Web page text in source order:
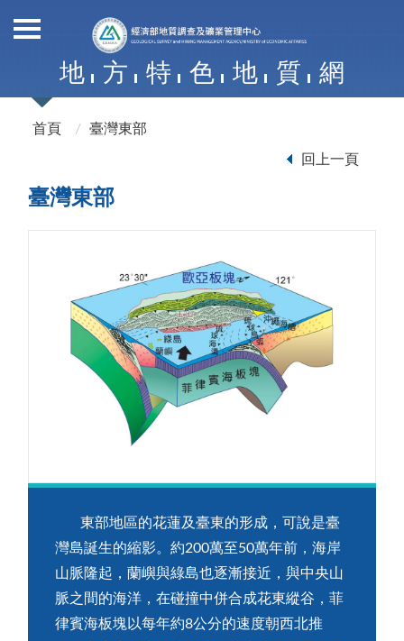
地 方 特 色 地 質 網
首頁 臺灣東部
回上一頁
臺灣東部
東部地區的花蓮及臺東的形成，可說是臺
灣島誕生的縮影。約200萬至50萬年前，海岸
山脈隆起，蘭嶼與綠島也逐漸接近，與中央山
脈之間的海洋，在碰撞中併合成花東縱谷，菲
律賓海板塊以每年約8公分的速度朝西北推